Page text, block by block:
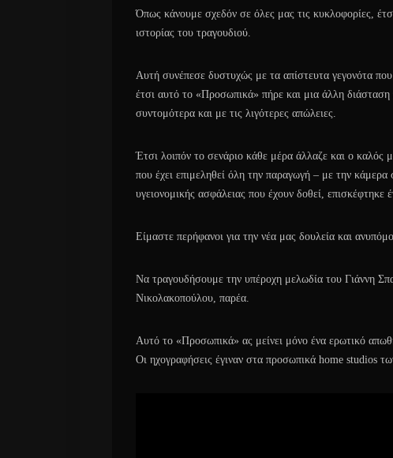
Όπως κάνουμε σχεδόν σε όλες μας τις κυκλοφορίες,
ιστορίας του τραγουδιού.
Αυτή συνέπεσε δυστυχώς με τα απίστευτα γεγονότα
έτσι αυτό το «Προσωπικά» πήρε και μια άλλη
συντομότερα και με τις λιγότερες απώλειες.
Έτσι λοιπόν το σενάριο κάθε μέρα άλλαζε και ο καλός
που έχει επιμεληθεί όλη την παραγωγή – με την
υγειονομικής ασφάλειας που έχουν δοθεί, επισκέφτηκε
Είμαστε περήφανοι για την νέα μας δουλεία και
Να τραγουδήσουμε την υπέροχη μελωδία του Γιάννη
Νικολακοπούλου, παρέα.
Αυτό το «Προσωπικά» ας μείνει μόνο ένα ερωτικό
Οι ηχογραφήσεις έγιναν στα προσωπικά home studios